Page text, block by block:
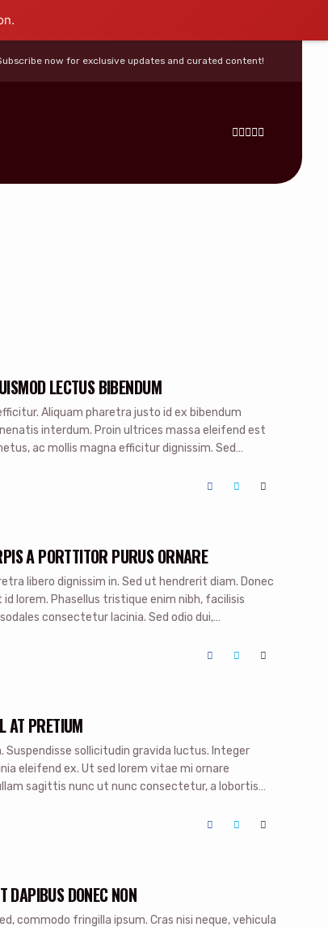
now for exclusive updates and curated content!
LECTUS BIBENDUM
Aliquam pharetra justo id ex bibendum
interdum. Proin ultrices massa eleifend est
ac mollis magna efficitur dignissim. Sed
A PORTTITOR PURUS ORNARE
libero dignissim in. Sed ut hendrerit diam. Donec
lorem. Phasellus tristique enim nibh, facilisis
consectetur lacinia. Sed odio dui,
AT PRETIUM
Suspendisse sollicitudin gravida luctus. Integer
eleifend ex. Ut sed lorem vitae mi ornare
sagittis nunc ut nunc consectetur, a lobortis
DAPIBUS DONEC NON
commodo fringilla ipsum. Cras nisi neque, vehicula